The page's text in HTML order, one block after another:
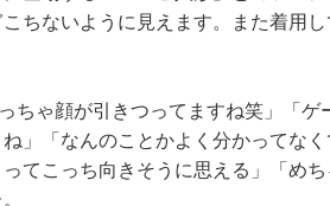
ちないように見えます。また着用
ちゃ顔が引きつってますね笑」「ゲ
」「なんのことかよく分かってな
てこっち向きそうに思える」「め